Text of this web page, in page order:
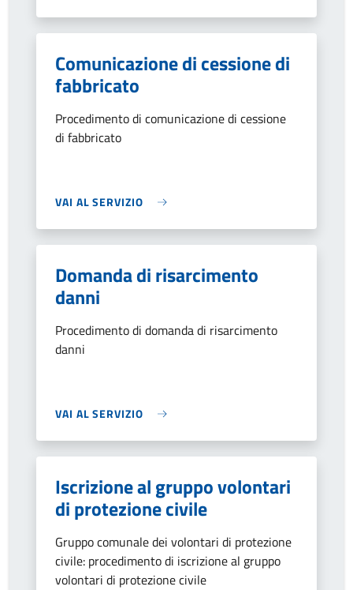
Comunicazione di cessione di
fabbricato
Procedimento di comunicazione di cessione
di fabbricato
VAI AL SERVIZIO
Domanda di risarcimento
danni
Procedimento di domanda di risarcimento
danni
VAI AL SERVIZIO
Iscrizione al gruppo volontari
di protezione civile
Gruppo comunale dei volontari di protezione
civile: procedimento di iscrizione al gruppo
volontari di protezione civile